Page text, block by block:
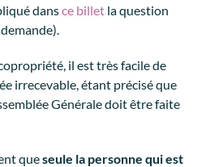
dansce billet la question
il est très facile de
irrecevable, étant précisé que
Générale doit être faite
queseule la personne qui est